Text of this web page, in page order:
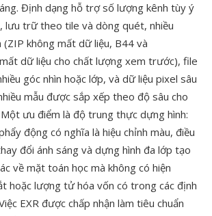
Định dạng hỗ trợ số lượng kênh tùy ý
lưu trữ theo tile và dòng quét, nhiều
không mất dữ liệu, B44 và
dữ liệu cho chất lượng xem trước), file
góc nhìn hoặc lớp, và dữ liệu pixel sâu
mẫu được sắp xếp theo độ sâu cho
ưu điểm là độ trung thực dựng hình:
động có nghĩa là hiệu chỉnh màu, điều
đổi ánh sáng và dựng hình đa lớp tạo
về mặt toán học mà không có hiện
hoặc lượng tử hóa vốn có trong các định
EXR được chấp nhận làm tiêu chuẩn